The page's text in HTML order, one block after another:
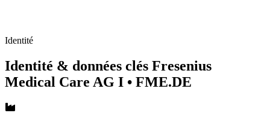
Identité
Identité & données clés Fresenius
Medical Care AG I • FME.DE